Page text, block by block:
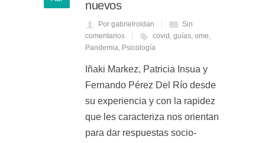
nuevos
Por gabrielroldan
Sin
comentarios
covid , guías, ome,
Pandemia, Psicología
Iñaki Markez, Patricia Insua y
Fernando Pérez Del Río desde
su experiencia y con la rapidez
que les caracteriza nos orientan
para dar respuestas socio-